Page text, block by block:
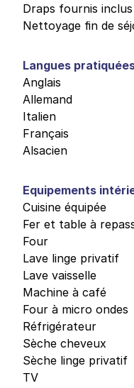
Draps fournis
Nettoyage fin de
Langues
Anglais
Allemand
Italien
Français
Alsacien
Equipements
Cuisine équipée
Fer et table à
Four
Lave linge privatif
Lave vaisselle
Machine à café
Four à micro ondes
Réfrigérateur
Sèche cheveux
Sèche linge privatif
TV